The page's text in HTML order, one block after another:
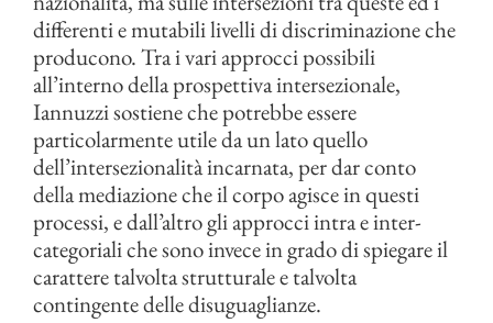
differenti e mutabili livelli di discriminazione che
producono. Tra i vari approcci possibili
all’interno della prospettiva intersezionale,
Iannuzzi sostiene che potrebbe essere
particolarmente utile da un lato quello
dell’intersezionalità incarnata, per dar conto
della mediazione che il corpo agisce in questi
processi, e dall’altro gli approcci intra e inter-
categoriali che sono invece in grado di spiegare il
carattere talvolta strutturale e talvolta
contingente delle disuguaglianze.